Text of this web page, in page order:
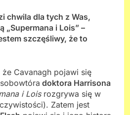
chwila dla tych z Was,
„Supermana i Lois” –
szczęśliwy, że to
Cavanagh pojawi się
doktora Harrisona
i Loisrozgrywa się w
Zatem jest